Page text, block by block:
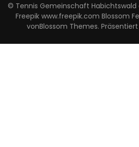
© Tennis Gemeinschaft Habichtswald
Freepik www.freepik.com Blossom
vonBlossom Themes.